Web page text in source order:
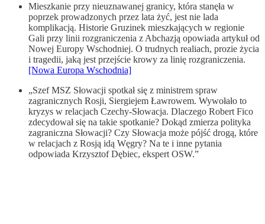
Mieszkanie przy nieuznawanej granicy, która stanęła w
poprzek prowadzonych przez lata żyć, jest nie lada
komplikacją. Historie Gruzinek mieszkających w regionie
Gali przy linii rozgraniczenia z Abchazją opowiada artykuł od
Nowej Europy Wschodniej. O trudnych realiach, prozie życia
i tragedii, jaką jest przejście krowy za linię rozgraniczenia.
[Nowa Europa Wschodnia]
„Szef MSZ Słowacji spotkał się z ministrem spraw
zagranicznych Rosji, Siergiejem Ławrowem. Wywołało to
kryzys w relacjach Czechy-Słowacja. Dlaczego Robert Fico
zdecydował się na takie spotkanie? Dokąd zmierza polityka
zagraniczna Słowacji? Czy Słowacja może pójść drogą, które
w relacjach z Rosją idą Węgry? Na te i inne pytania
odpowiada Krzysztof Dębiec, ekspert OSW.”